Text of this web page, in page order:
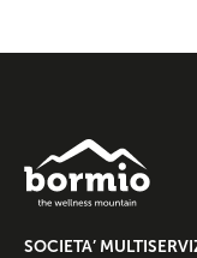
SOCIETA’